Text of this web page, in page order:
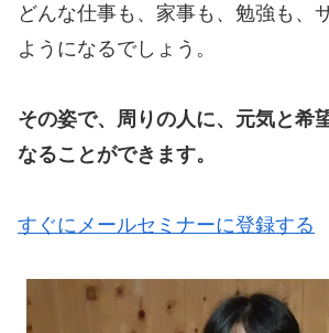
どんな仕事も、家事も、勉強も、
ようになるでしょう。
その姿で、周りの人に、元気と希
なることができます。
すぐにメールセミナーに登録する